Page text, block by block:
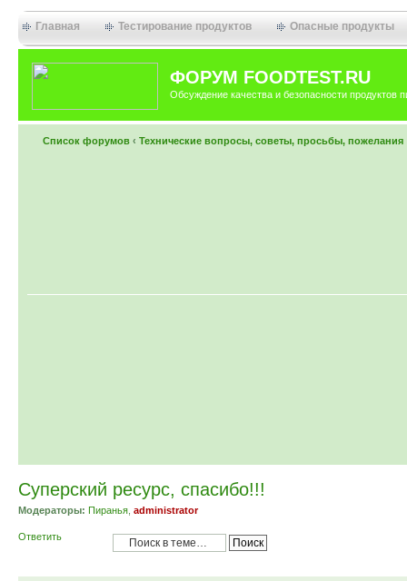
Главная Тестирование продуктов Опасные продукты
ФОРУМ FOODTEST.RU
Обсуждение качества и безопасности продуктов
Список форумов ‹ Технические вопросы, советы, просьбы, пожелания
Суперский ресурс, спасибо!!!
Модераторы: Пиранья administrator
Ответить